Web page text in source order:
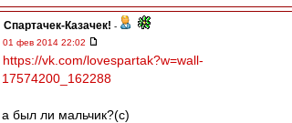
Спартачек-Казачек! -
01 фев 2014 22:02
https://vk.com/lovespartak?w=wall-
17574200_162288
а был ли мальчик?(с)